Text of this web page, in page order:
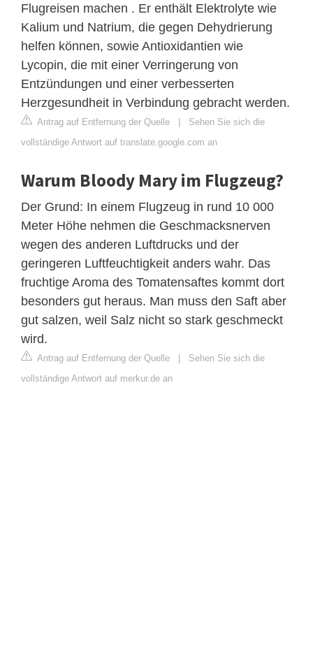
Flugreisen machen . Er enthält Elektrolyte wie
Kalium und Natrium, die gegen Dehydrierung
helfen können, sowie Antioxidantien wie
Lycopin, die mit einer Verringerung von
Entzündungen und einer verbesserten
Herzgesundheit in Verbindung gebracht werden.
Antrag auf Entfernung der Quelle | Sehen Sie sich die
vollständige Antwort auf translate.google.com an
Warum Bloody Mary im Flugzeug?
Der Grund: In einem Flugzeug in rund 10 000
Meter Höhe nehmen die Geschmacksnerven
wegen des anderen Luftdrucks und der
geringeren Luftfeuchtigkeit anders wahr. Das
fruchtige Aroma des Tomatensaftes kommt dort
besonders gut heraus. Man muss den Saft aber
gut salzen, weil Salz nicht so stark geschmeckt
wird.
Antrag auf Entfernung der Quelle | Sehen Sie sich die
vollständige Antwort auf merkur.de an